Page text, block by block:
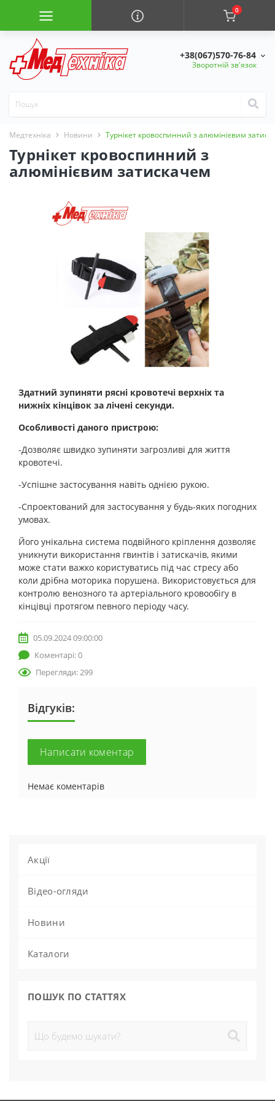
0
+38(067)570-76-84
Зворотній зв'язок
Медтехніка Новини Турнікет кровоспинний з алюмінієвим
Турнікет кровоспинний з
алюмінієвим затискачем
Здатний зупиняти рясні кровотечі верхніх та
нижніх кінцівок за лічені секунди.
Особливості даного пристрою:
-Дозволяє швидко зупиняти загрозливі для життя
кровотечі.
-Успішне застосування навіть однією рукою.
-Спроектований для застосування у будь-яких погодних
умовах.
Його унікальна система подвійного кріплення дозволяє
уникнути використання гвинтів і затискачів, якими
може стати важко користуватись під час стресу або
коли дрібна моторика порушена. Використовується для
контролю венозного та артеріального кровообігу в
кінцівці протягом певного періоду часу.
05.09.2024 09:00:00
Коментарі: 0
Перегляди: 299
Відгуків:
Написати коментар
Немає коментарів
Акції
Відео-огляди
Новини
Каталоги
ПОШУК ПО СТАТТЯХ